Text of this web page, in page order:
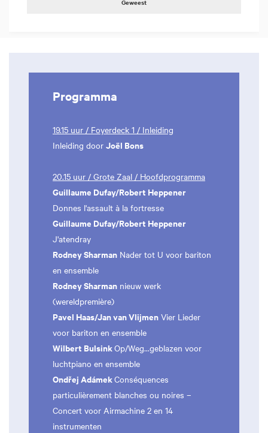
Geweest
Programma
19.15 uur / Foyerdeck 1 / Inleiding
Inleiding door Joël Bons
20.15 uur / Grote Zaal / Hoofdprogramma
Guillaume Dufay/Robert Heppener
Donnes l'assault à la fortresse
Guillaume Dufay/Robert Heppener
J'atendray
Rodney Sharman Nader tot U voor bariton
en ensemble
Rodney Sharman nieuw werk
(wereldpremière)
Pavel Haas/Jan van Vlijmen Vier Lieder
voor bariton en ensemble
Wilbert BulsinkOp/Weg...geblazen voor
luchtpiano en ensemble
Ondřej AdámekConséquences
particulièrement blanches ou noires –
Concert voor Airmachine 2 en 14
instrumenten